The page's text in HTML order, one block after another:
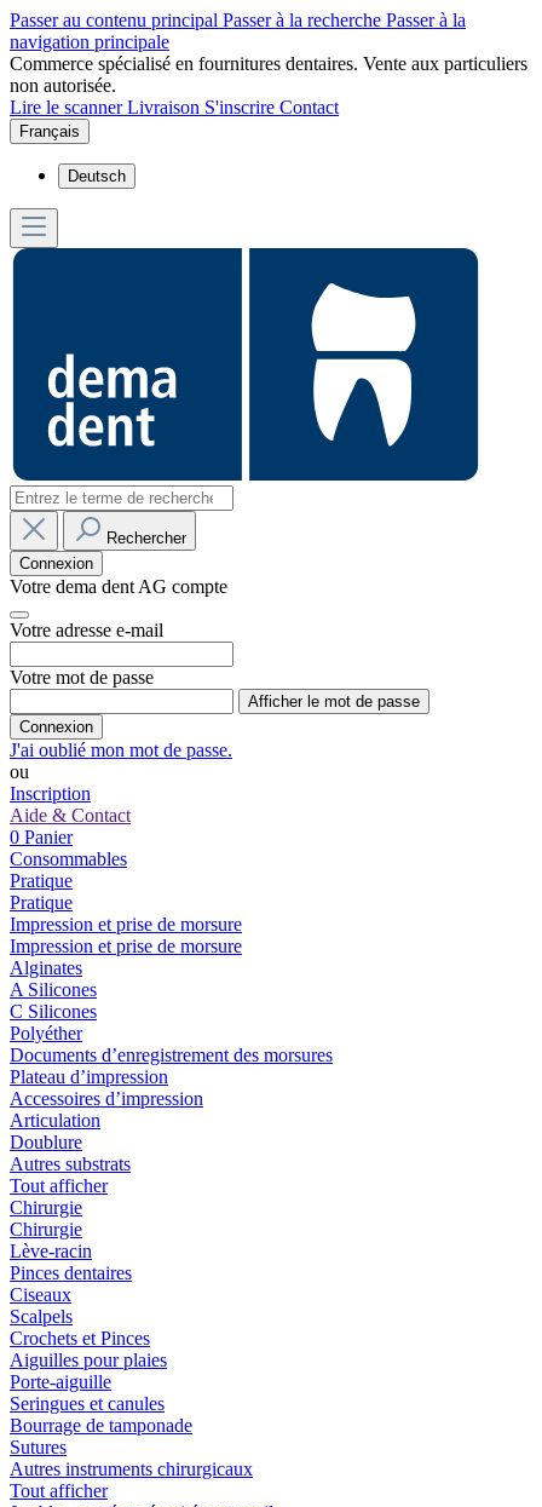
Passer au contenu principal Passer à la recherche Passer à la
navigation principale
Commerce spécialisé en fournitures dentaires. Vente aux particuliers
non autorisée.
Lire le scannerLivraison S'inscrire Contact
Français
Deutsch
Rechercher
Connexion
Votre dema dent AG compte
Votre adresse e-mail
Votre mot de passe
Afficher le mot de passe
Connexion
J'ai oublié mon mot de passe.
ou
Inscription
Aide & Contact
0 Panier
Consommables
Pratique
Pratique
Impression et prise de morsure
Impression et prise de morsure
Alginates
A Silicones
C Silicones
Polyéther
Documents d’enregistrement des morsures
Plateau d’impression
Accessoires d’impression
Articulation
Doublure
Autres substrats
Tout afficher
Chirurgie
Chirurgie
Lève-racin
Pinces dentaires
Ciseaux
Scalpels
Crochets et Pinces
Aiguilles pour plaies
Porte-aiguille
Seringues et canules
Bourrage de tamponade
Sutures
Autres instruments chirurgicaux
Tout afficher